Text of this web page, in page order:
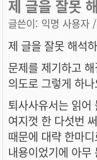
제 글을 잘못
글쓴이: 익명 사용자
제 글을 잘못 해석
문제를 제기하고
의도로 그렇게 하
퇴사사유서는 읽
여지껏 한 다섯번
때문에 대략 한마
내용이었기에 아무